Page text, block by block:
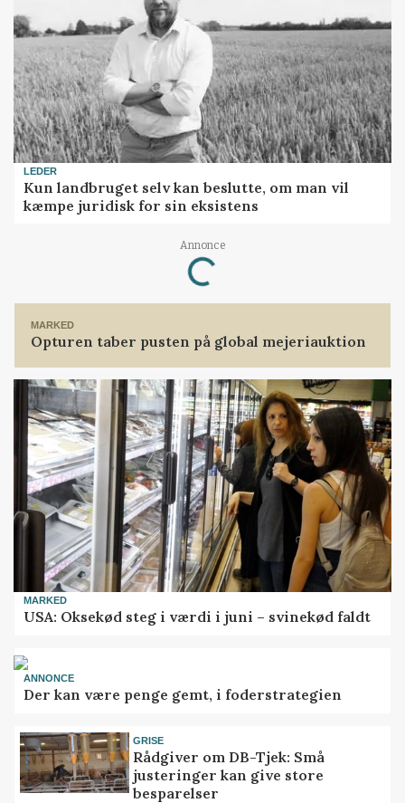
LEDER
Kun landbruget selv kan beslutte, om man vil
kæmpe juridisk for sin eksistens
Annonce
Loading...
MARKED
Opturen taber pusten på global mejeriauktion
MARKED
USA: Oksekød steg i værdi i juni – svinekød faldt
ANNONCE
Der kan være penge gemt, i foderstrategien
GRISE
Rådgiver om DB-Tjek: Små
justeringer kan give store
besparelser